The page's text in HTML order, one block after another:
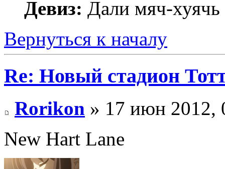
Девиз: Дали мяч-
Вернуться к началу
Re: Новый стадион
Rorikon » 17 июн 2012,
New Hart Lane